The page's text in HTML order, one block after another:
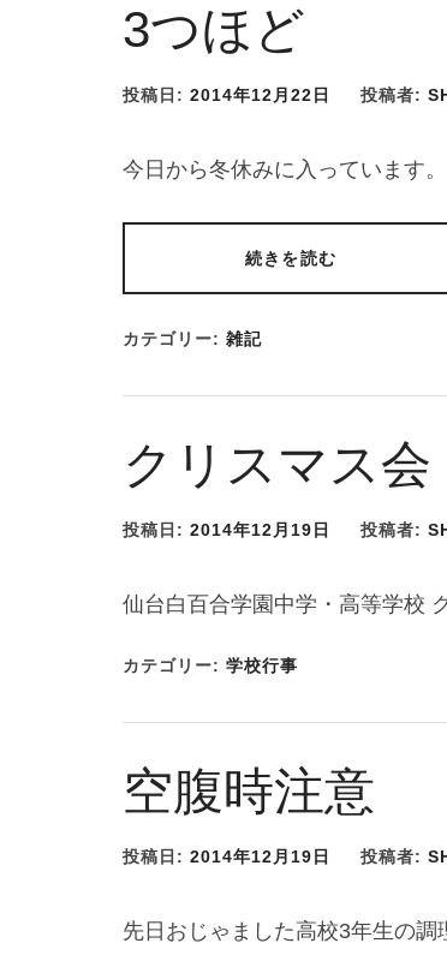
3つほど
投稿日: 2014年12月22日 投稿者:
今日から冬休みに入っています
続きを読む
カテゴリー: 雑記
クリスマス会
投稿日: 2014年12月19日 投稿者:
仙台白百合学園中学
カテゴリー: 学校行事
空腹時注意
投稿日: 2014年12月19日 投稿者:
先日おじゃました高校3年生の